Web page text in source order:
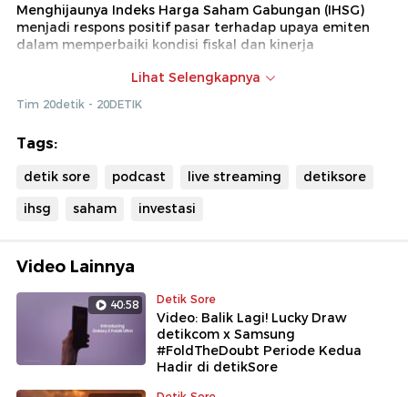
Menghijaunya Indeks Harga Saham Gabungan (IHSG)
menjadi respons positif pasar terhadap upaya emiten
dalam memperbaiki kondisi fiskal dan kinerja
menunjukkan langkah-langkah strategis, seperti
efisiensi operasional, pengurangan beban utang, serta
peningkatan pendapatan yang berhasil meningkatkan
aktivitas beli di pasar saham, sehingga IHSG bergerak di
terhadap prospek pertumbuhan ekonomi dan dunia
usaha ke depan.
Lihat Selengkapnya
Tim 20detik - 20DETIK
Tags:
detik sore podcast live streaming
detiksore
ihsg
saham investasi
Video Lainnya
40:58 Detik Sore
Video: Balik Lagi! Lucky Draw
detikcom x Samsung
#FoldTheDoubt Periode Kedua
Hadir di detikSore